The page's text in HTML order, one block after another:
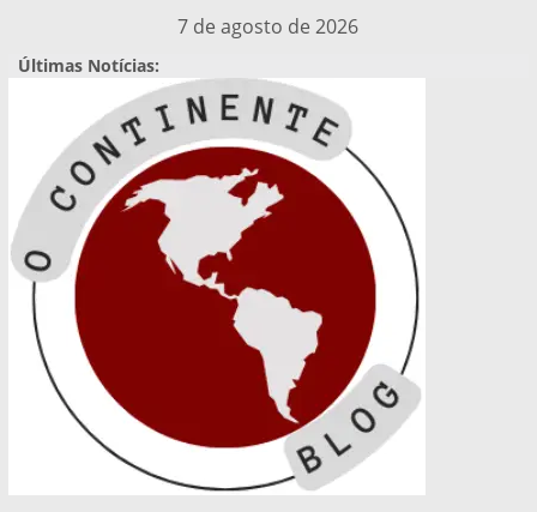
para
7 de agosto de 2026
Últimas Notícias: